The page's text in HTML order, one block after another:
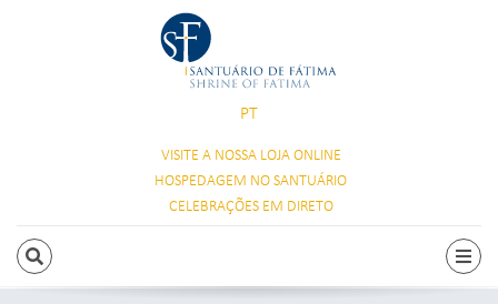
PT
VISITE A NOSSA LOJA ONLINE
HOSPEDAGEM NO SANTUÁRIO
CELEBRAÇÕES EM DIRETO
PESQUISAR